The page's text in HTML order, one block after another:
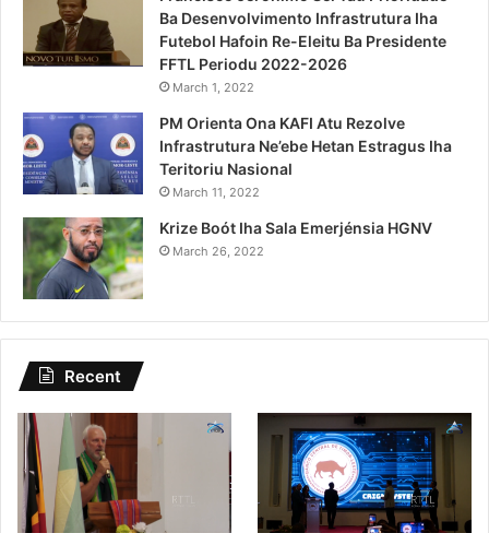
Ba Desenvolvimento Infrastrutura Iha
Futebol Hafoin Re-Eleitu Ba Presidente
FFTL Periodu 2022-2026
March 1, 2022
PM Orienta Ona KAFI Atu Rezolve
Infrastrutura Ne’ebe Hetan Estragus Iha
Teritoriu Nasional
March 11, 2022
Krize Boót Iha Sala Emerjénsia HGNV
March 26, 2022
Recent